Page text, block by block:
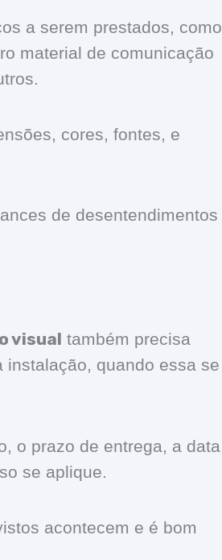
a serem prestados, como
material de comunicação
cores, fontes, e
de desentendimentos
visual também precisa
instalação, quando essa se
o prazo de entrega, a data
se aplique.
acontecem e é bom